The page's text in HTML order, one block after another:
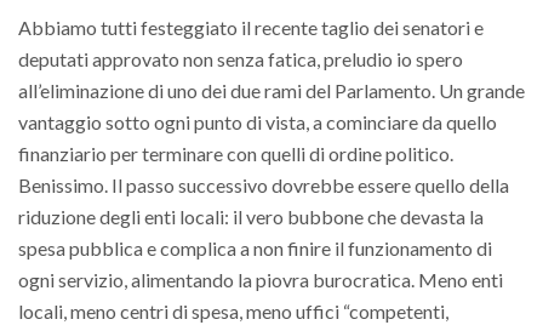
Abbiamo tutti festeggiato il recente taglio dei senatori e
deputati approvato non senza fatica, preludio io spero
all’eliminazione di uno dei due rami del Parlamento. Un grande
vantaggio sotto ogni punto di vista, a cominciare da quello
finanziario per terminare con quelli di ordine politico.
Benissimo. Il passo successivo dovrebbe essere quello della
riduzione degli enti locali: il vero bubbone che devasta la
spesa pubblica e complica a non finire il funzionamento di
ogni servizio, alimentando la piovra burocratica. Meno enti
locali, meno centri di spesa, meno uffici “competenti,